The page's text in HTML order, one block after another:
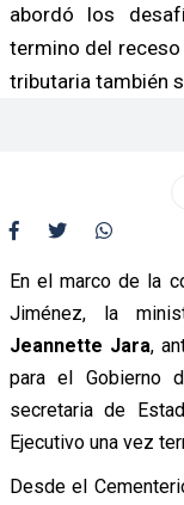
abordó los
termino del
tributaria también
En el marco de la
Jiménez, la
Jeannette Jara,
para el Gobierno
secretaria de
Ejecutivo una vez
Desde el